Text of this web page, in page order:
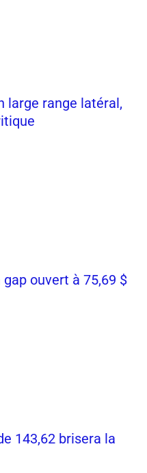
large range latéral,
ouvert à 75,69 $
143,62 brisera la